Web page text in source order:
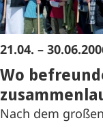
21.04. –
Wo
Nach dem